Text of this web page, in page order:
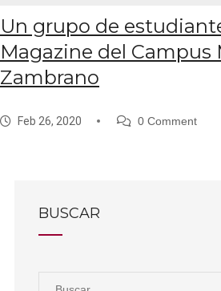
Un grupo de
Magazine del Campus
Zambrano
Feb 26, 2020 0 Comment
BUSCAR